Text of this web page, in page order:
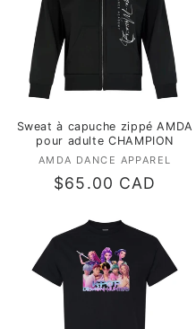
Sweat à capuche zippé AMDA
pour adulte CHAMPION
Fournisseur :
AMDA DANCE APPAREL
Prix
$65.00 CAD